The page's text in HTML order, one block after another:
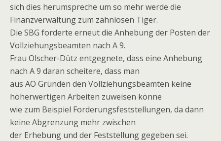
sich dies herumspreche um so mehr werde die
Finanzverwaltung zum zahnlosen Tiger.
Die SBG forderte erneut die Anhebung der Posten der
Vollziehungsbeamten nach A 9.
Frau Ölscher-Dütz entgegnete, dass eine Anhebung
nach A 9 daran scheitere, dass man
aus AO Gründen den Vollziehungsbeamten keine
höherwertigen Arbeiten zuweisen könne
wie zum Beispiel Forderungsfeststellungen, da dann
keine Abgrenzung mehr zwischen
der Erhebung und der Feststellung gegeben sei.